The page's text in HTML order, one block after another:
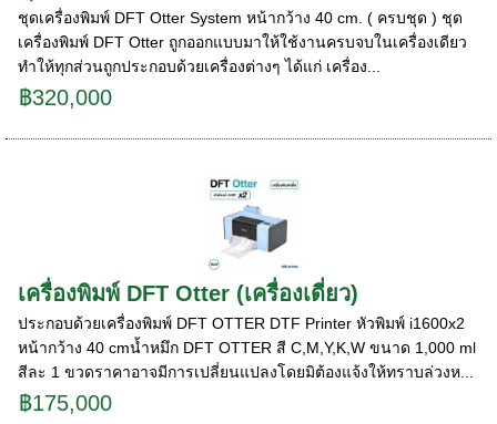
ชุดเครื่องพิมพ์ DFT Otter System หน้ากว้าง 40 cm. ( ครบชุด ) ชุด
เครื่องพิมพ์ DFT Otter ถูกออกแบบมาให้ใช้งานครบจบในเครื่องเดียว
ทำให้ทุกส่วนถูกประกอบด้วยเครื่องต่างๆ ได้แก่ เครื่อง...
฿320,000
เครื่องพิมพ์ DFT Otter (เครื่องเดี่ยว)
ประกอบด้วยเครื่องพิมพ์ DFT OTTER DTF Printer หัวพิมพ์ i1600x2
หน้ากว้าง 40 cmน้ำหมึก DFT OTTER สี C,M,Y,K,W ขนาด 1,000 ml
สีละ 1 ขวดราคาอาจมีการเปลี่ยนแปลงโดยมิต้องแจ้งให้ทราบล่วงห...
฿175,000